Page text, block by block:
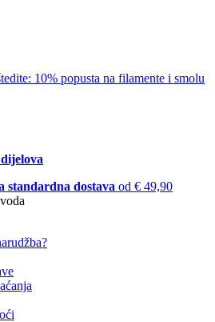
10% popusta na filamente i smolu
standardna dostava od € 49,90